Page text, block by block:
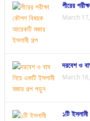
পীরের
March
দরবেশ ও
March
১টি